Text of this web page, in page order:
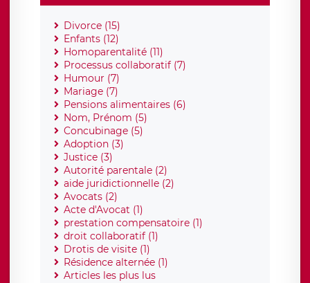
Divorce (15)
Enfants (12)
Homoparentalité (11)
Processus collaboratif (7)
Humour (7)
Mariage (7)
Pensions alimentaires (6)
Nom, Prénom (5)
Concubinage (5)
Adoption (3)
Justice (3)
Autorité parentale (2)
aide juridictionnelle (2)
Avocats (2)
Acte d'Avocat (1)
prestation compensatoire (1)
droit collaboratif (1)
Drotis de visite (1)
Résidence alternée (1)
Articles les plus lus